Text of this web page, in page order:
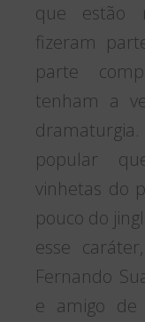
que estão
fizeram
parte
tenham a
popular
vinhetas do
pouco do
esse
Fernando
e amigo de